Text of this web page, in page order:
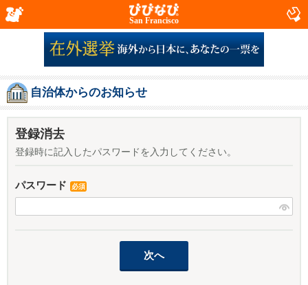
San Francisco
自治体からのお知らせ
登録消去
登録時に記入したパスワードを入力してください。
パスワード 必須